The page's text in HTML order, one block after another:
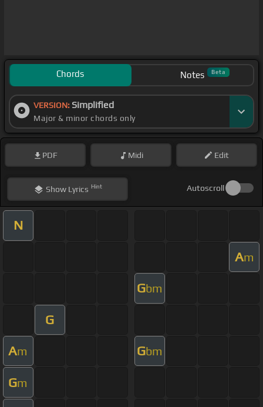
Chords Notes Beta
VERSION: Simplified
Major & minor chords only
PDF Midi Edit
ShowLyrics Hint Autoscroll
N
Am
Gbm
G
Am Gbm
Gm